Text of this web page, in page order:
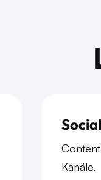
Kanäle.